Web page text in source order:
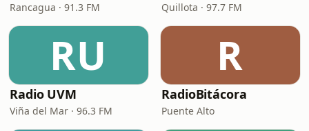
Rancagua · 91.3 FM Quillota · 97.7 FM
RU
Radio UVM
Viña del Mar · 96.3 FM
R
RadioBitácora
Puente Alto